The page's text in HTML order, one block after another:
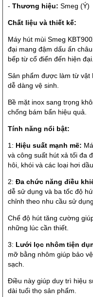
- Thương hiệu: Smeg (Ý)
Chất liệu và thiết kế:
Máy hút mùi Smeg
đại mang đậm dấu ấn
bếp từ cổ điển đến hiện đại.
Sản phẩm được làm từ vật
dễ dàng vệ sinh.
Bề mặt inox sang trọng
chống bám bẩn hiệu quả.
Tính năng nổi bật:
1: Hiệu suất mạnh mẽ:
và công suất hút xả tối đa
hôi, khói và các loại hơi
2: Đa chức năng điều
dễ sử dụng và ba tốc độ
chỉnh theo nhu cầu sử dụng.
Chế độ hút tăng cường
những lúc cần thiết.
3: Lưới lọc nhôm tiện
mỡ bằng nhôm giúp bảo
sạch.
Điều này giúp duy trì hiệu
dài tuổi thọ sản phẩm.